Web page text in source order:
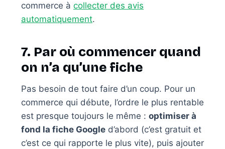
commerce à collecter des avis
automatiquement.
7. Par où commencer quand
on n’a qu’une fiche
Pas besoin de tout faire d’un coup. Pour un
commerce qui débute, l’ordre le plus rentable
est presque toujours le même : optimiser à
fond la fiche Google d’abord (c’est gratuit et
c’est ce qui rapporte le plus vite), puis ajouter